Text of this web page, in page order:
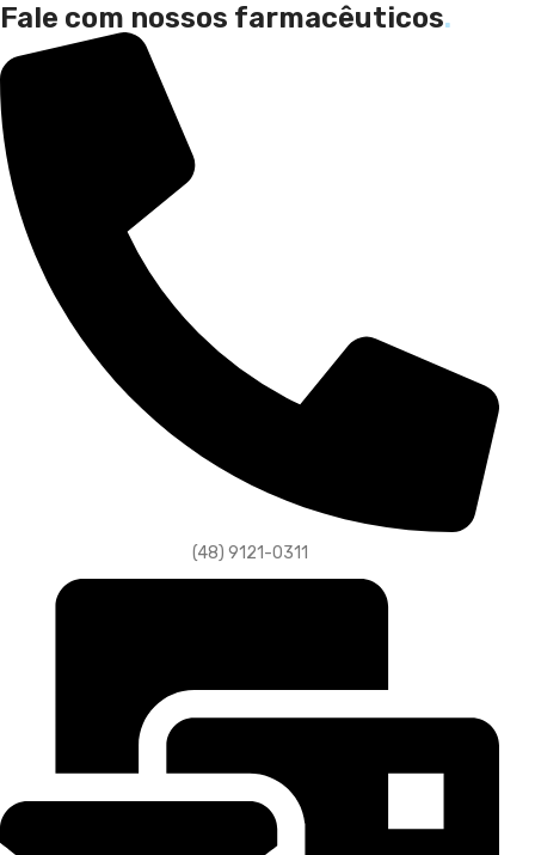
Fale com nossos farmacêuticos.
(48) 9121-0311